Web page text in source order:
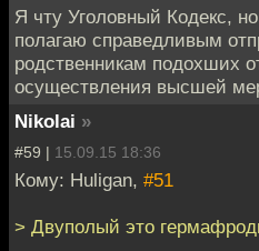
Я чту Уголовный Кодекс,
полагаю справедливым
родственникам подохших
осуществления высшей
Nikolai »
#59 | 15.09.15 18:36
Кому: Huligan, #51
> Двуполый это